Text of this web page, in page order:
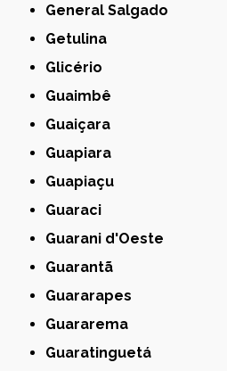
General Salgado
Getulina
Glicério
Guaimbê
Guaiçara
Guapiara
Guapiaçu
Guaraci
Guarani d'Oeste
Guarantã
Guararapes
Guararema
Guaratinguetá